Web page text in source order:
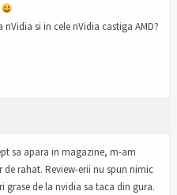
si in cele nVidia castiga AMD?
sa apara in magazine, m-am
rahat. Review-erii nu spun nimic
grase de la nvidia sa taca din gura.